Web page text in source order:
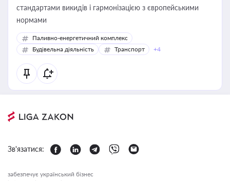
стандартами викидів і гармонізацією з європейськими
нормами
Паливно-енергетичний комплекс
Будівельна діяльність
Транспорт +4
Зв'язатися:
забезпечує український бізнес